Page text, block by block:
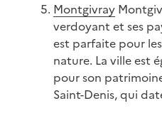
Montgivray
verdoyant et ses
est parfaite pour
nature. La ville est
pour son
Saint-Denis, qui